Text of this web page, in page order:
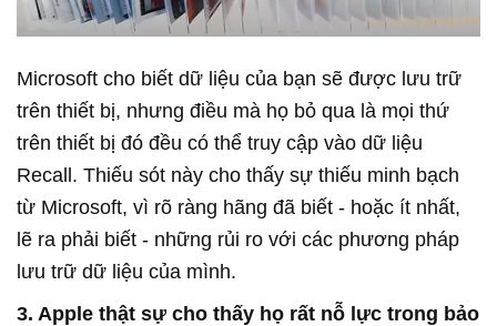
Microsoft cho biết dữ liệu của bạn sẽ được lưu trữ
trên thiết bị, nhưng điều mà họ bỏ qua là mọi thứ
trên thiết bị đó đều có thể truy cập vào dữ liệu
Recall. Thiếu sót này cho thấy sự thiếu minh bạch
từ Microsoft, vì rõ ràng hãng đã biết - hoặc ít nhất,
lẽ ra phải biết - những rủi ro với các phương pháp
lưu trữ dữ liệu của mình.
3. Apple thật sự cho thấy họ rất nỗ lực trong bảo